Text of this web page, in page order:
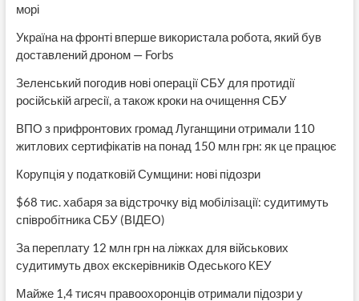
морі
Україна на фронті вперше використала робота, який був
доставлений дроном — Forbs
Зеленський погодив нові операції СБУ для протидії
російській агресії, а також кроки на очищення СБУ
ВПО з прифронтових громад Луганщини отримали 110
житлових сертифікатів на понад 150 млн грн: як це працює
Корупція у податковій Сумщини: нові підозри
$68 тис. хабаря за відстрочку від мобілізації: судитимуть
співробітника СБУ (ВІДЕО)
За переплату 12 млн грн на ліжках для військових
судитимуть двох екскерівників Одеського КЕУ
Майже 1,4 тисяч правоохоронців отримали підозри у